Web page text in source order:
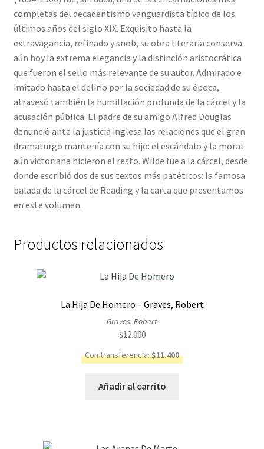
completas del decadentismo vanguardista típico de los
últimos años del siglo XIX. Exquisito hasta la
extravagancia, refinado y snob, su obra literaria conserva
aún hoy la extrema elegancia y la distinción aristocrática
que fueron el sello más relevante de su autor. Admirado e
imitado hasta el delirio por la sociedad de su época,
atravesó también la humillación profunda de la cárcel y la
acusación pública. El padre de su amigo Alfred Douglas
denunció ante la justicia inglesa las relaciones que el gran
dramaturgo mantenía con su hijo: el escándalo y la moral
aún victoriana hicieron el resto. Wilde fue a la cárcel, desde
donde escribió dos de sus textos más patéticos: la famosa
balada de la cárcel de Reading y la carta que presentamos
en este volumen.
Productos relacionados
La Hija De Homero – Graves, Robert
Graves, Robert
$12.000
Con transferencia:$11.400
Añadir al carrito